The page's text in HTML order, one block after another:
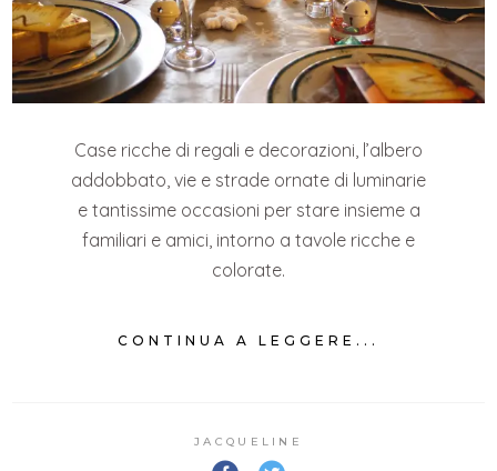
Case ricche di regali e decorazioni, l’albero
addobbato, vie e strade ornate di luminarie
e tantissime occasioni per stare insieme a
familiari e amici, intorno a tavole ricche e
colorate.
CONTINUA A LEGGERE...
JACQUELINE